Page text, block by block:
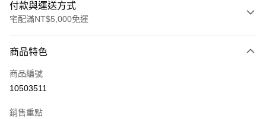
付款與運送方式
宅配滿NT$5,000免運
信用卡一次付款
LINE Pay
商品特色
商品編號
10503511
銷售重點